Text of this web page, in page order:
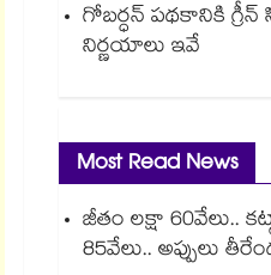
గోబర్ధన్ పథకానికి గ్రీన్
నిర్ణయాలు ఇవే
Most Read News
జీతం లక్షా 60వేలు..
85వేలు.. అప్పులు